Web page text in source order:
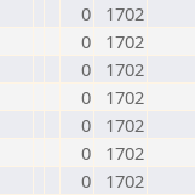
0
1702
0
1702
0
1702
0
1702
0
1702
0
1702
0
1702